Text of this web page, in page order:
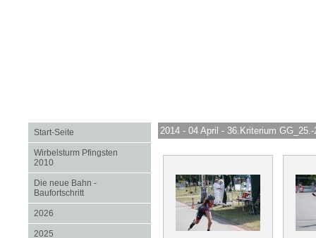
Start-Seite
Wirbelsturm Pfingsten
2010
Die neue Bahn -
Baufortschritt
2026
2025
2014 - 04 April - 36.Kriterium